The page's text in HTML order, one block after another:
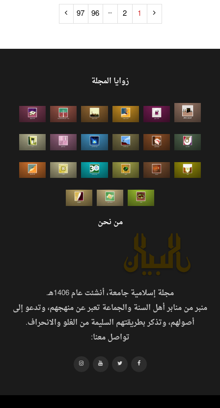
1
2
..
96
97
زوايا المجلة
من نحن
مجلة إسلامية جامعة، أنشئت عام 1406هـ.
منبر من منابر أهل السنة والجماعة تعبر عن منهجهم، وتدعو إلى
أصولهم، وتذكر بطريقتهم السليمة من الغلو والانحراف.
تواصل معنا: